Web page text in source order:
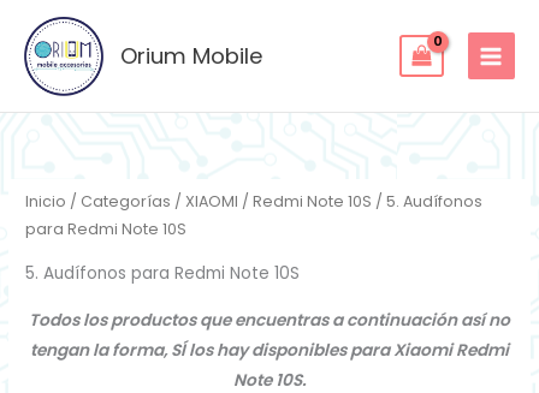
contenido
Orium Mobile
Inicio / Categorías / XIAOMI /Redmi Note 10S / 5. Audífonos
para Redmi Note 10S
5. Audífonos para Redmi Note 10S
Todos los productos que encuentras a continuación así no
tengan la forma, SÍ los hay disponibles para Xiaomi Redmi
Note 10S.
últimos